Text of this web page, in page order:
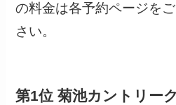
の料金は各予約ページを
さい。
第1位 菊池カントリー